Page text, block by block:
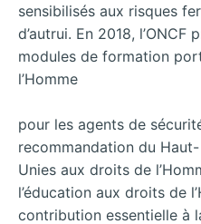
sensibilisés aux risques
d’autrui. En 2018, l’ONCF
modules de formation
l’Homme
pour les agents de
recommandation du
Unies aux droits de
l’éducation aux droits de
contribution essentielle à